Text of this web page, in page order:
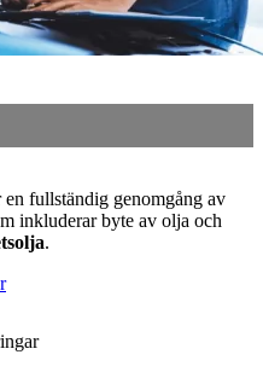
fullständig genomgång av
inkluderar byte av olja och
.